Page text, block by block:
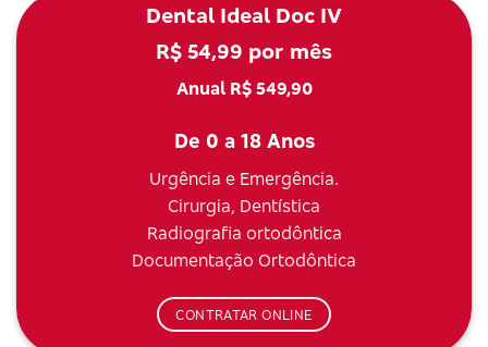
Dental Ideal Doc IV
R$ 54,99 por mês
Anual R$ 549,90
De 0 a 18 Anos
Urgência e Emergência.
Cirurgia, Dentística
Radiografia ortodôntica
Documentação Ortodôntica
CONTRATAR ONLINE